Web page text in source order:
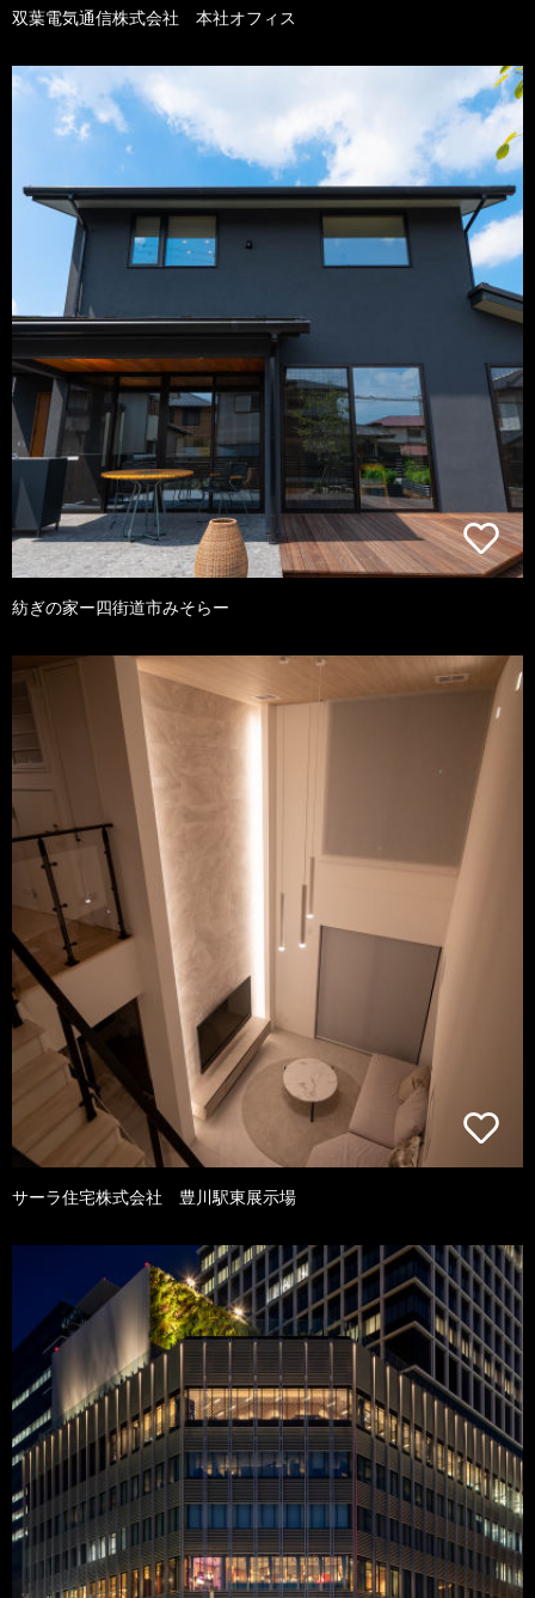
双葉電気通信株式会社 本社オフィス
紡ぎの家ー四街道市みそらー
サーラ住宅株式会社 豊川駅東展示場